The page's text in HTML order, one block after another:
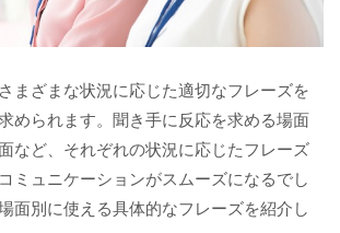
まざまな状況に応じた適切なフレーズを
められます。聞き手に反応を求める場面
など、それぞれの状況に応じたフレーズ
ミュニケーションがスムーズになるでし
面別に使える具体的なフレーズを紹介し